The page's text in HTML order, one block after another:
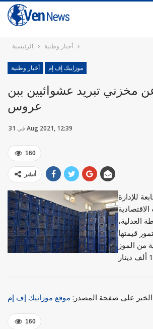
الرئيسية أخبار وطنية
أخبار وطنية موزاييك إف إم
مخزني تبريد عشوائيين ببن
عروس
في 31 Aug 2021, 12:39
160
أنشر
للإدارة
العدلية،
التمور قيمتها
من الموز
الخبر على صفحة المصدر: موقع موزاييك إف إم
160